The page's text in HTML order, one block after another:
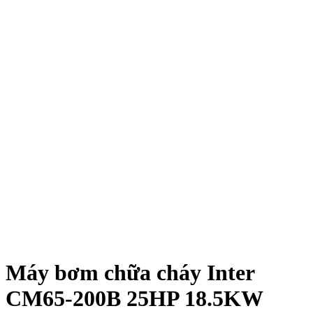
Máy bơm chữa cháy Inter
CM65-200B 25HP 18.5KW